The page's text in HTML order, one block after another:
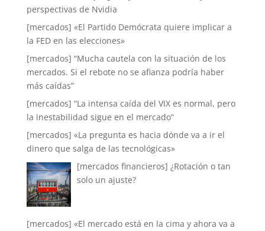
perspectivas de Nvidia
[mercados] «El Partido Demócrata quiere implicar a
la FED en las elecciones»
[mercados] “Mucha cautela con la situación de los
mercados. Si el rebote no se afianza podría haber
más caídas”
[mercados] “La intensa caída del VIX es normal, pero
la inestabilidad sigue en el mercado”
[mercados] «La pregunta es hacia dónde va a ir el
dinero que salga de las tecnológicas»
[mercados financieros] ¿Rotación o tan
solo un ajuste?
[mercados] «El mercado está en la cima y ahora va a